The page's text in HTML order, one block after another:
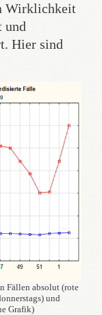
Wirklichkeit
und
Hier sind
Fällen absolut (rote
und
Grafik)